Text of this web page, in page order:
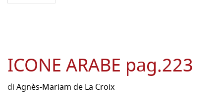
ICONE ARABE pag.223
diAgnès-Mariam de La Croix